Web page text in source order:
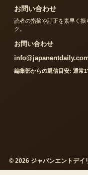
お問い合わせ
読者の指摘や訂正を素早く
ク。
お問い合わせ
編集部からの返信目安: 通常1
© 2026 ジャパンエントデイ